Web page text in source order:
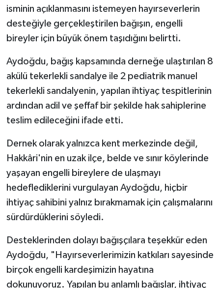
isminin açıklanmasını istemeyen hayırseverlerin
desteğiyle gerçekleştirilen bağışın, engelli
bireyler için büyük önem taşıdığını belirtti.
Aydoğdu, bağış kapsamında derneğe ulaştırılan 8
akülü tekerlekli sandalye ile 2 pediatrik manuel
tekerlekli sandalyenin, yapılan ihtiyaç tespitlerinin
ardından adil ve şeffaf bir şekilde hak sahiplerine
teslim edileceğini ifade etti.
Dernek olarak yalnızca kent merkezinde değil,
Hakkâri'nin en uzak ilçe, belde ve sınır köylerinde
yaşayan engelli bireylere de ulaşmayı
hedeflediklerini vurgulayan Aydoğdu, hiçbir
ihtiyaç sahibini yalnız bırakmamak için çalışmalarını
sürdürdüklerini söyledi.
Desteklerinden dolayı bağışçılara teşekkür eden
Aydoğdu, "Hayırseverlerimizin katkıları sayesinde
birçok engelli kardeşimizin hayatına
dokunuyoruz. Yapılan bu anlamlı bağışlar, ihtiyaç